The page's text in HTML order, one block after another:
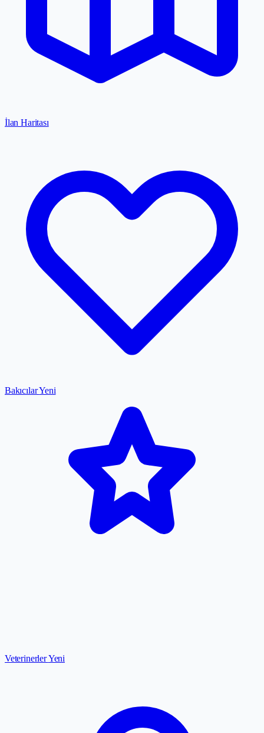
İlan Haritası
BakıcılarYeni
VeterinerlerYeni